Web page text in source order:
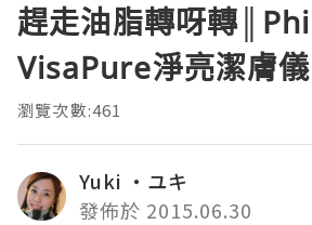
趕走油脂轉呀轉
VisaPure淨亮潔膚儀
瀏覽次數:461
Yuki ‧ユキ
發佈於 2015.06.30